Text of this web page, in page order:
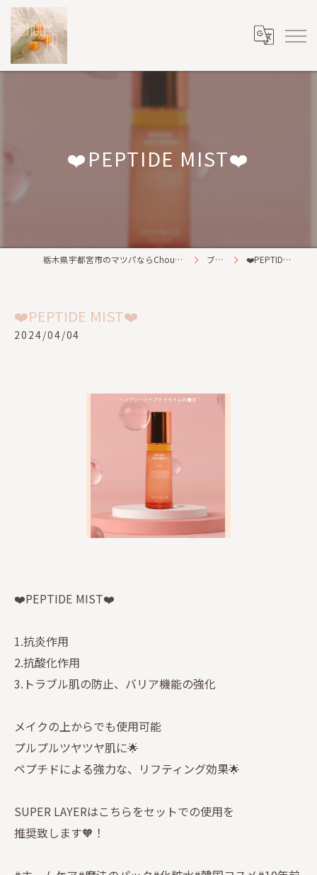
❤️PEPTIDE MIST❤️
栃木県宇都宮市のマツパならChou2jip(シュシュジプ) ブログ ❤️PEPTIDE MIST❤️
❤️PEPTIDE MIST❤️
2024/04/04
❤️PEPTIDE MIST❤️
1.抗炎作用
2.抗酸化作用
3.トラブル肌の防止、バリア機能の強化
メイクの上からでも使用可能
プルプルツヤツヤ肌に🌟
ペプチドによる強力な、リフティング効果🌟
SUPER LAYERはこちらをセットでの使用を
推奨致します🧡！